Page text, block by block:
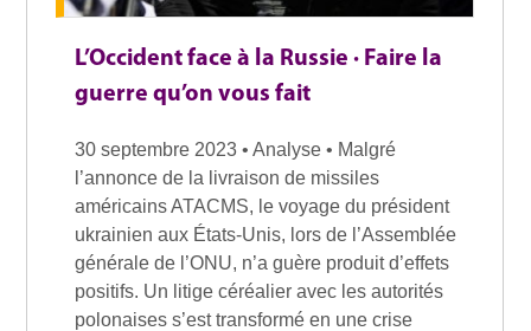
L’Occident face à la Russie · Faire la
guerre qu’on vous fait
30 septembre 2023 • Analyse • Malgré
l’annonce de la livraison de missiles
américains ATACMS, le voyage du président
ukrainien aux États-Unis, lors de l’Assemblée
générale de l’ONU, n’a guère produit d’effets
positifs. Un litige céréalier avec les autorités
polonaises s’est transformé en une crise